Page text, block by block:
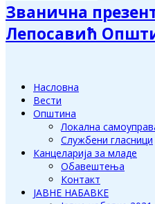
Званична
Лепосавић
Насловна
Вести
Општина
Локална
Службени гласници
Канцеларија за младе
Обавештења
Контакт
ЈАВНЕ НАБАВКЕ